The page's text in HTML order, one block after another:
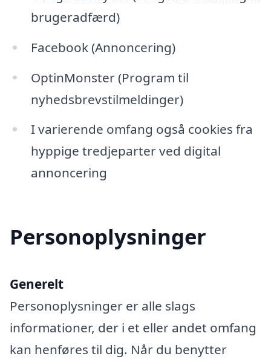
brugeradfærd)
Facebook (Annoncering)
OptinMonster (Program til
nyhedsbrevstilmeldinger)
I varierende omfang også cookies fra
hyppige tredjeparter ved digital
annoncering
Personoplysninger
Generelt
Personoplysninger er alle slags
informationer, der i et eller andet omfang
kan henføres til dig. Når du benytter